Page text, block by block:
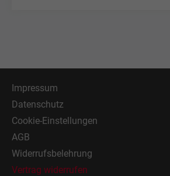
Impressum
Datenschutz
Cookie-Einstellungen
AGB
Widerrufsbelehrung
Vertrag widerrufen